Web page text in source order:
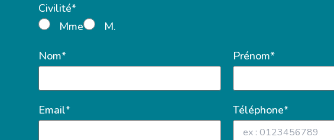
Civilité*
Mme
M.
Nom* Prénom*
Email* Téléphone*